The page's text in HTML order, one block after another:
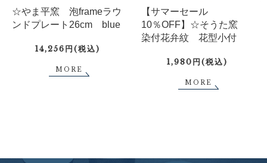
☆やま平窯 泡frameラウ
ンドプレート26cm blue
14,256円(税込)
MORE
【サマーセール
10％OFF】☆そうた窯
染付花弁紋 花型小付
1,980円(税込)
MORE